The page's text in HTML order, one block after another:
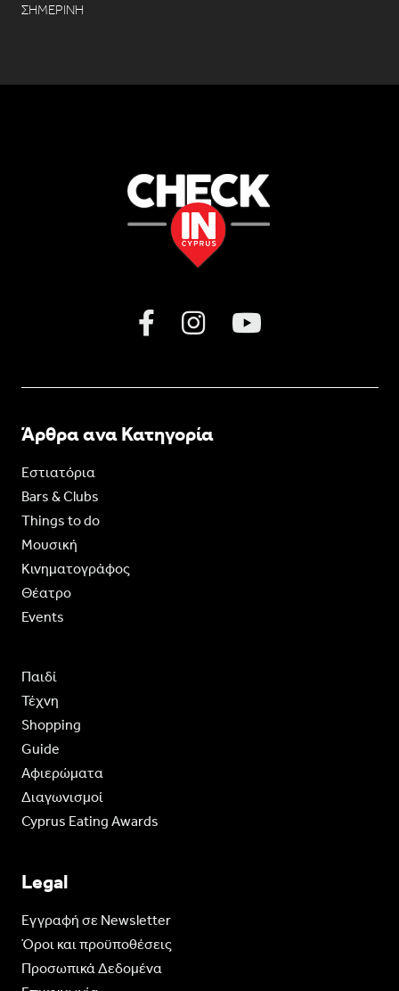
ΣΗΜΕΡΙΝΗ
Άρθρα ανα Κατηγορία
Εστιατόρια
Bars & Clubs
Things to do
Moυσική
Κινηματογράφος
Θέατρο
Events
Παιδί
Τέχνη
Shopping
Guide
Aφιερώματα
Διαγωνισμοί
Cyprus Eating Awards
Legal
Eγγραφή σε Newsletter
Όροι και προϋποθέσεις
Προσωπικά Δεδομένα